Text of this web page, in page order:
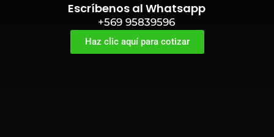
Escríbenos al Whatsapp
+569 95839596
Haz clic aquí para cotizar